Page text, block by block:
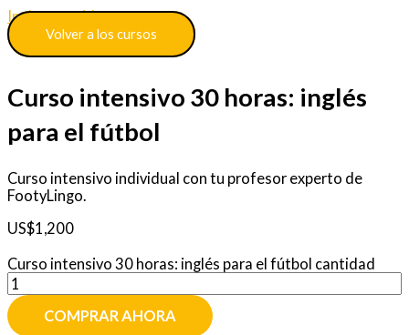
Ir al contenido
Volver a los cursos
Curso intensivo 30 horas: inglés
para el fútbol
Curso intensivo individual con tu profesor experto de
FootyLingo.
US$1,200
Curso intensivo 30 horas: inglés para el fútbol cantidad
COMPRAR AHORA